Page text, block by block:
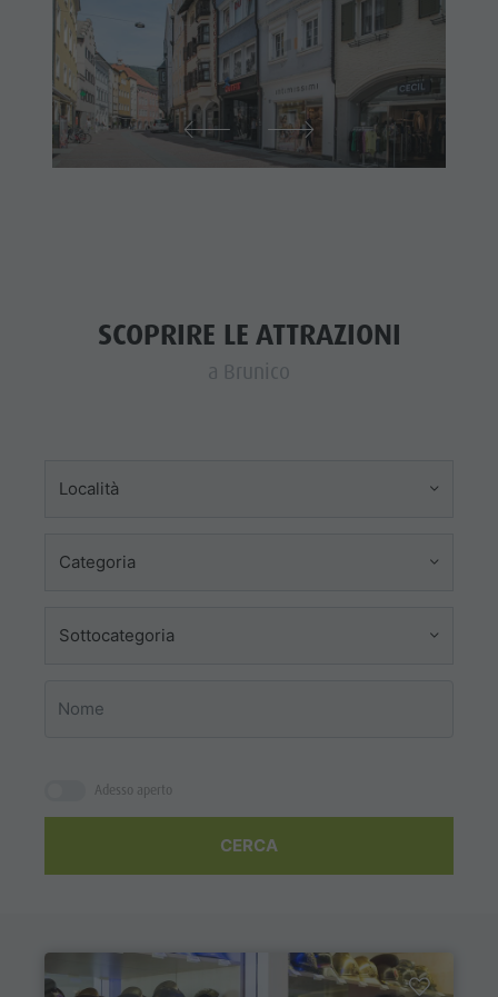
SCOPRIRE LE ATTRAZIONI
a Brunico
Località
Categoria
Sottocategoria
Adesso aperto
CERCA